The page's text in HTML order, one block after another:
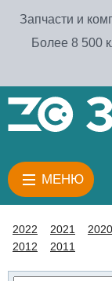
Запчасти и
Более 8 500
МЕНЮ
2022 2021 2020
2012
2011